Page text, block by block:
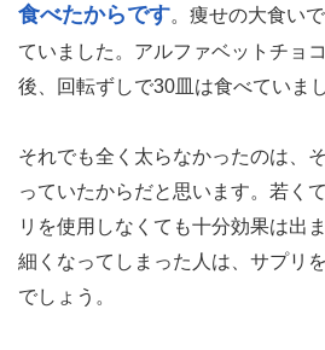
食べたからです。痩せの大食い
ていました。アルファベットチョ
後、回転ずしで30皿は食べていまし
それでも全く太らなかったのは、
っていたからだと思います。若く
リを使用しなくても十分効果は出
細くなってしまった人は、サプリ
でしょう。